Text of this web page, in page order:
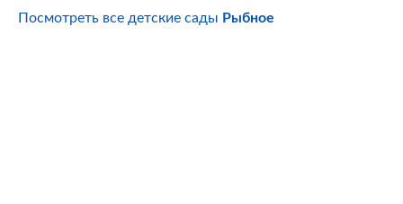
Посмотреть все детские сады Рыбное